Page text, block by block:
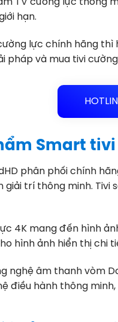
hạn.
lực chính hãng thì
và mua tivi cường
Smart
phân phối chính
trí thông minh.
4K mang đến hình
hình ảnh hiển thị chi
nghệ âm thanh vòm
điều hành thông